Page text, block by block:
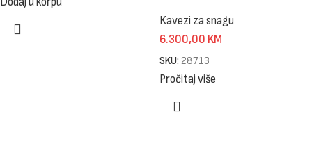
Kavezi za snagu
6.300,00 KM
SKU: 28713
Pročitaj više